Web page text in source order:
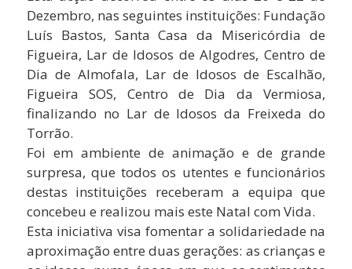
Dezembro, nas seguintes instituições: Fundação
Luís Bastos, Santa Casa da Misericórdia de
Figueira, Lar de Idosos de Algodres, Centro de
Dia de Almofala, Lar de Idosos de Escalhão,
Figueira SOS, Centro de Dia da Vermiosa,
finalizando no Lar de Idosos da Freixeda do
Torrão.
Foi em ambiente de animação e de grande
surpresa, que todos os utentes e funcionários
destas instituições receberam a equipa que
concebeu e realizou mais este Natal com Vida.
Esta iniciativa visa fomentar a solidariedade na
aproximação entre duas gerações: as crianças e